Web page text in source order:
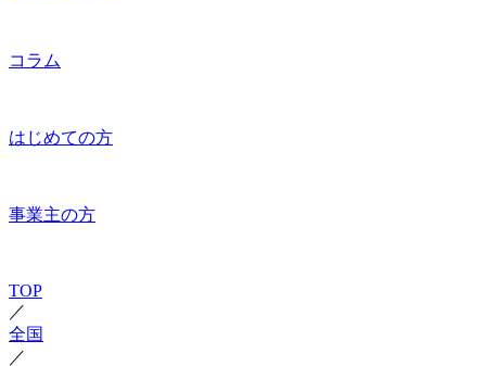
コラム
はじめての方
事業主の方
TOP
／
全国
／